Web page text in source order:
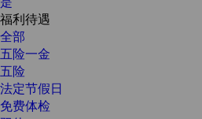
福利待遇
全部
五险一金
五险
法定节假日
免费体检